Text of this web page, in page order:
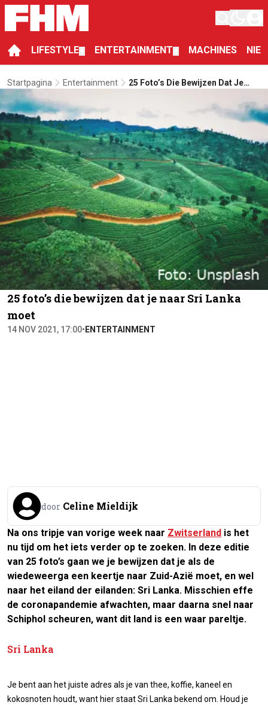
LIFESTYLE ENTERTAINMENT MACHINES
Startpagina Entertainment
25 Foto’s Die Bewijzen Dat Je
25 foto’s die bewijzen dat je naar Sri Lanka
moet
14 NOV 2021, 17:00• ENTERTAINMENT
door Celine Mieldijk
Na ons tripje van vorige week naar Zwitserland is het
nu tijd om het iets verder op te zoeken. In deze editie
van 25 foto’s gaan we je bewijzen dat je als de
wiedeweerga een keertje naar Zuid-Azië moet, en wel
naar het eiland der eilanden: Sri Lanka. Misschien effe
de coronapandemie afwachten, maar daarna snel naar
Schiphol scheuren, want dit land is een waar pareltje.
Sri Lanka
Je bent aan het juiste adres als je van thee, koffie, kaneel en
kokosnoten houdt, want hier staat Sri Lanka bekend om. Houd je